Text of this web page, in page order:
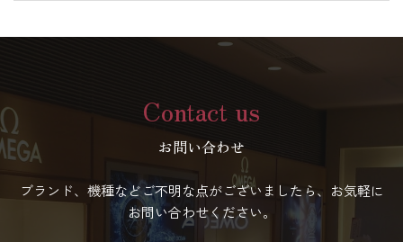
Contact us
お問い合わせ
ブランド、機種などご不明な点がございましたら、お気軽に
お問い合わせください。